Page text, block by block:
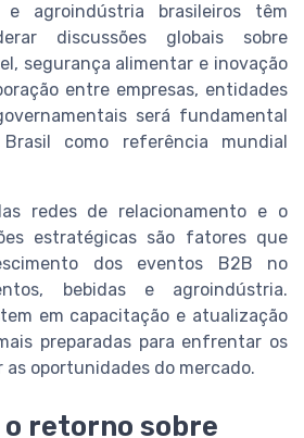
e agroindústria brasileiros têm
discussões globais sobre
segurança alimentar e inovação
entre empresas, entidades
será fundamental
como referência mundial
redes de relacionamento e o
estratégicas são fatores que
dos eventos B2B no
bebidas e agroindústria.
em capacitação e atualização
preparadas para enfrentar os
as oportunidades do mercado.
o retorno sobre